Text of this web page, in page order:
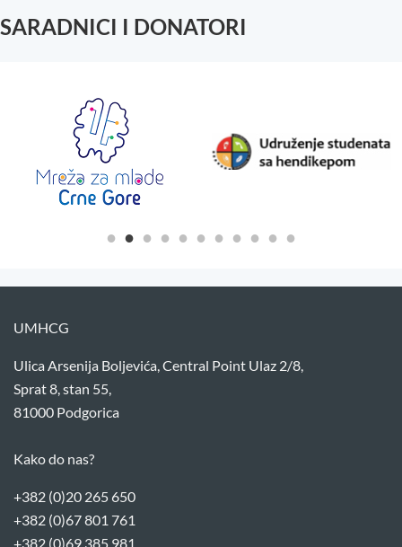
SARADNICI I DONATORI
UMHCG
Ulica Arsenija Boljevića, Central Point Ulaz 2/8,
Sprat 8, stan 55,
81000 Podgorica
Kako do nas?
+382 (0)20 265 650
+382 (0)67 801 761
+382 (0)69 385 981